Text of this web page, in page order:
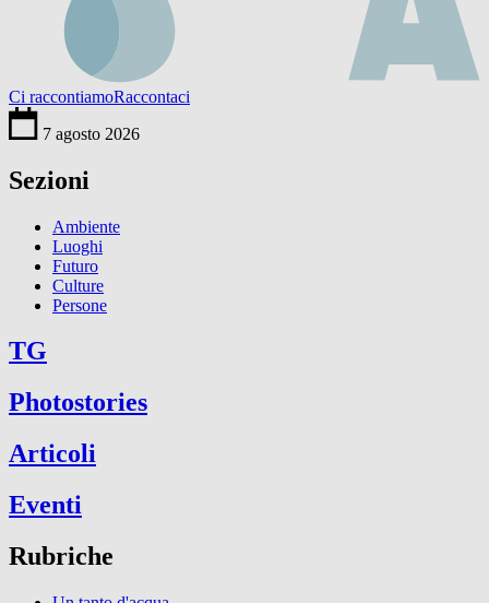
Ci raccontiamoRaccontaci
7 agosto 2026
Sezioni
Ambiente
Luoghi
Futuro
Culture
Persone
TG
Photostories
Articoli
Eventi
Rubriche